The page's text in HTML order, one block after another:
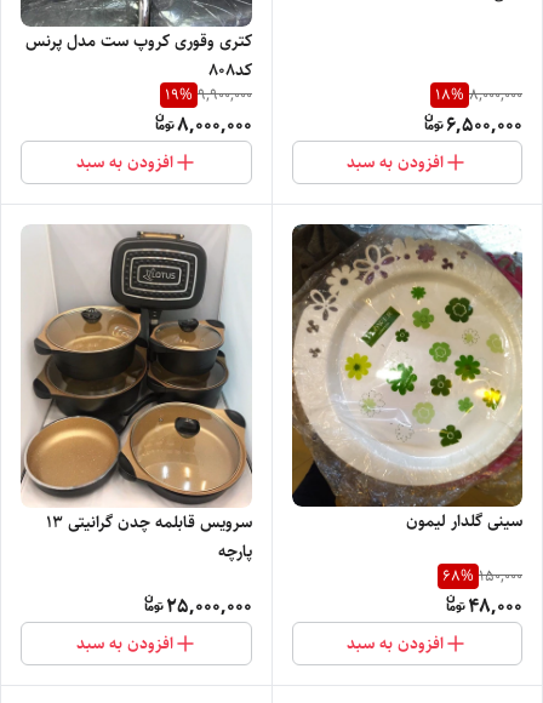
8,000,000
18%
6,500,000
افزودن به سبد
کتری وقوری کروپ ست مدل پرنس
کد808
9,900,000
19%
8,000,000
افزودن به سبد
سینی گلدار لیمون
150,000
68%
48,000
افزودن به سبد
سرویس قابلمه چدن گرانیتی ۱۳
پارچه
25,000,000
افزودن به سبد